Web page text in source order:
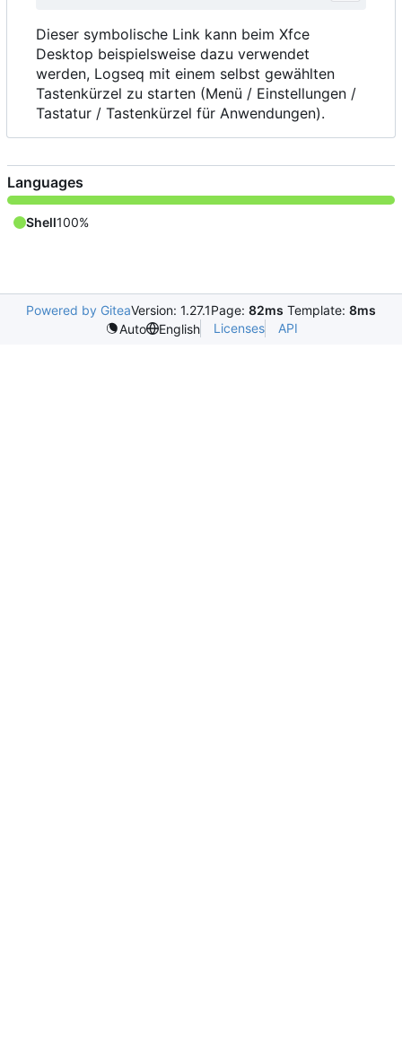
Dieser symbolische Link kann beim Xfce
Desktop beispielsweise dazu verwendet
werden, Logseq mit einem selbst gewählten
Tastenkürzel zu starten (Menü / Einstellungen /
Tastatur / Tastenkürzel für Anwendungen).
Languages
Shell100%
Powered by GiteaVersion: 1.27.1Page: 82ms Template: 8ms
Auto
English Licenses API